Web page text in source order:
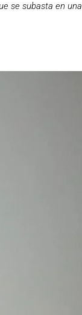
se subasta en una